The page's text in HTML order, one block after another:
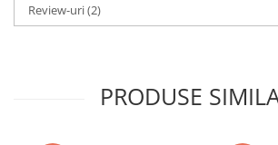
Review-uri(2)
PRODUSE